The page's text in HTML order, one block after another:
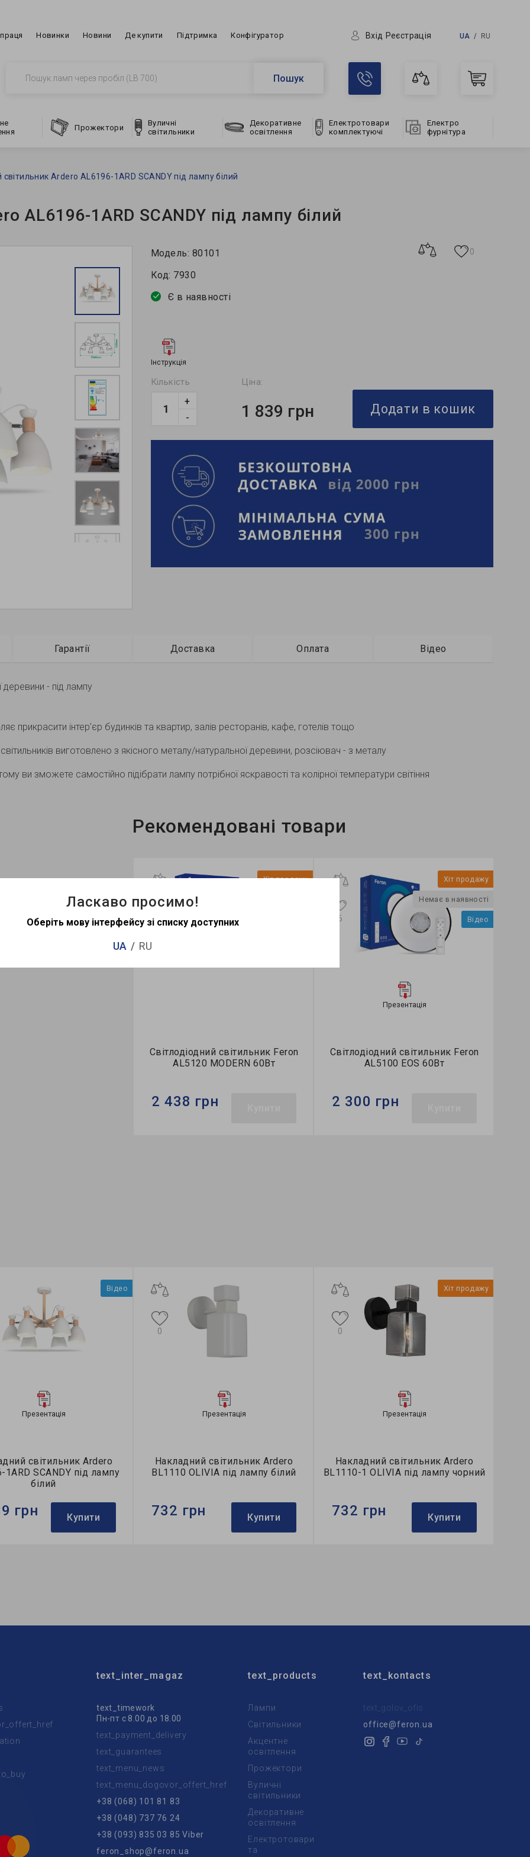
Новинки Новини Де купити Підтримка Конфігуратор Вхід Реєстрація UA RU
Пошук
Прожектори
Вуличні
світильники
Декоративне
освітлення
Електротовари
комплектуючі
Електро
фурнітура
Ardero AL6196-1ARD SCANDY під лампу білий
AL6196-1ARD SCANDY під лампу білий
Модель: 80101
Код: 7930
Є в наявності
0
Інструкція
Кількість
-
+
Ціна:
1 839 грн Додати в кошик
Гарантії Доставка Оплата Відео
деревини - під лампу
прикрасити інтер’єр будинків та квартир, залів ресторанів, кафе, готелів тощо
виготовлено з якісного металу/натуральної деревини, розсіювач - з металу
ви зможете самостійно підібрати лампу потрібної яскравості та колірної температури світіння
Рекомендовані товари
Хіт продажу
Немає в наявності
Відео
Світлодіодний світильник Feron
3
Купити
Хіт продажу
Немає в наявності
Відео
Світлодіодний світильник Feron
AL5100 EOS 60Вт
6
2 300 грн Купити
Немає в
Світлодіодний світильник
AL5350 BRILLANT-S 60Вт
2 100 грн
Відео
Презентація
світильник Ardero
1ARD SCANDY під лампу
білий
грн Купити
Презентація
Накладний світильник Ardero
BL1110 OLIVIA під лампу білий
0
732 грн Купити
Хіт продажу
Презентація
Накладний світильник Ardero
BL1110-1 OLIVIA під лампу чорний
0
732 грн Купити
text_inter_magaz
text_timework
Пн-пт с 8.00 до 18.00
text_payment_delivery
text_guarantees
text_menu_news
text_menu_dogovor_offert_href
+38 (068) 101 81 83
+38 (048) 737 76 24
+38 (093) 835 03 85 Viber
feron_shop@feron.ua
text_products
Лампи
Світильники
Акцентне
освітлення
Прожектори
Вуличні
світильники
Декоративне
освітлення
Електротовари
та
text_kontacts
text_golov_ofis
office@feron.ua
Ласкаво просимо!
Оберіть мову інтерфейсу зі списку доступних
UA RU